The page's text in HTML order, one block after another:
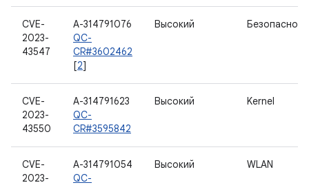
CVE-
2023-
43547
A-314791076
QC-
CR#3602462
[2]
Высокий
CVE-
2023-
43550
A-314791623
QC-
CR#3595842
Высокий Kernel
CVE-
2023-
A-314791054
QC-
Высокий WLAN